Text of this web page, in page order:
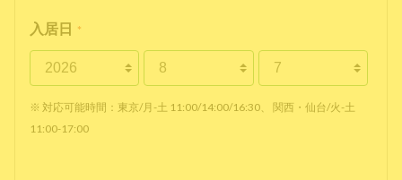
入居日 *
※ 対応可能時間：東京/月-土 11:00/14:00/16:30、 関西・仙台/火-土
11:00-17:00